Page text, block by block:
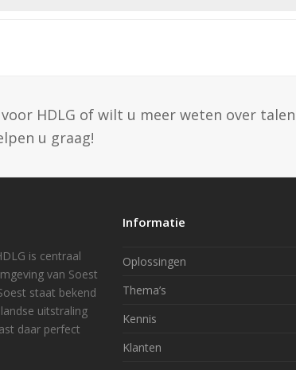
HDLG of wilt u meer weten over
u graag!
is centraal
van Soest
staat bekend
uitstraling
daar perfect
Informatie
Oplossingen
Thema’s
Kennis
Klanten